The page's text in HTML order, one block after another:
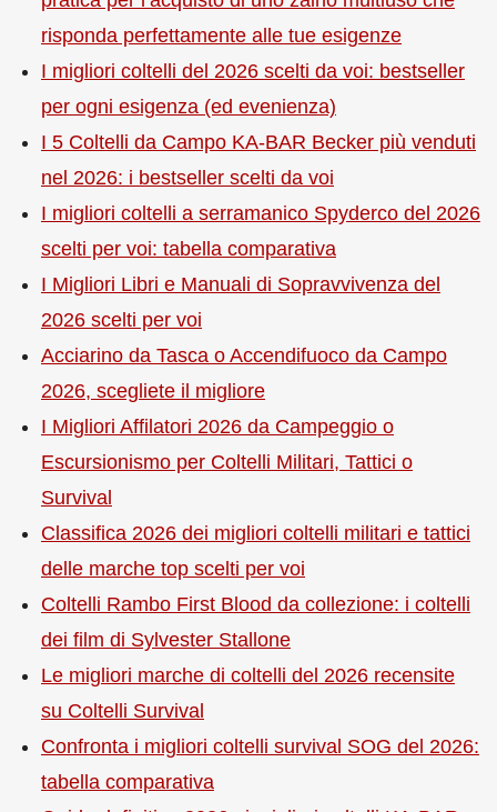
risponda perfettamente alle tue esigenze
I migliori coltelli del 2026 scelti da voi: bestseller
per ogni esigenza (ed evenienza)
I 5 Coltelli da Campo KA-BAR Becker più venduti
nel 2026: i bestseller scelti da voi
I migliori coltelli a serramanico Spyderco del 2026
scelti per voi: tabella comparativa
I Migliori Libri e Manuali di Sopravvivenza del
2026 scelti per voi
Acciarino da Tasca o Accendifuoco da Campo
2026, scegliete il migliore
I Migliori Affilatori 2026 da Campeggio o
Escursionismo per Coltelli Militari, Tattici o
Survival
Classifica 2026 dei migliori coltelli militari e tattici
delle marche top scelti per voi
Coltelli Rambo First Blood da collezione: i coltelli
dei film di Sylvester Stallone
Le migliori marche di coltelli del 2026 recensite
su Coltelli Survival
Confronta i migliori coltelli survival SOG del 2026:
tabella comparativa